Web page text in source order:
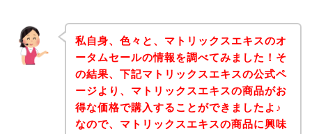
私自身、色々と、マトリックスエキスのオ
ータムセールの情報を調べてみました！そ
の結果、下記マトリックスエキスの公式ペ
ージより、マトリックスエキスの商品がお
得な価格で購入することができましたよ♪
なので、マトリックスエキスの商品に興味